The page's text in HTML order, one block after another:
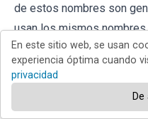
de estos nombres son
usan los mismos
entregados son diferentes
están relacionadas. Por lo
En este sitio web, se usan
experiencia óptima cuando
privacidad